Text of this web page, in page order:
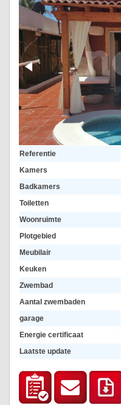
Referentie
Kamers
Badkamers
Toiletten
Woonruimte
Plotgebied
Meubilair
Keuken
Zwembad
Aantal zwembaden
garage
Energie certificaat
Laatste update